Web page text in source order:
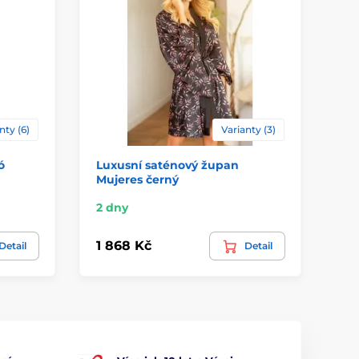
(6) Varianty (3)
Luxusní saténový župan
Mujeres černý
2 dny
1 868 Kč Detail